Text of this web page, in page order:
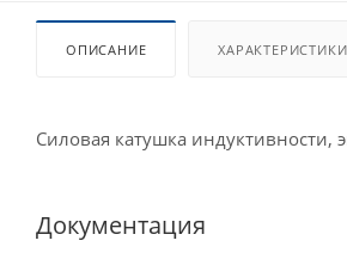
ОПИСАНИЕ ХАРАКТЕРИСТИКИ
Силовая катушка индуктивности,
Документация